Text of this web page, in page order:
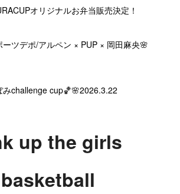
オリジナルお弁当販売決定！
ーツデポ/アルペン × PUP × 岡田麻央🌸
みchallenge cup🏀🌸2026.3.22
up the girls
basketball